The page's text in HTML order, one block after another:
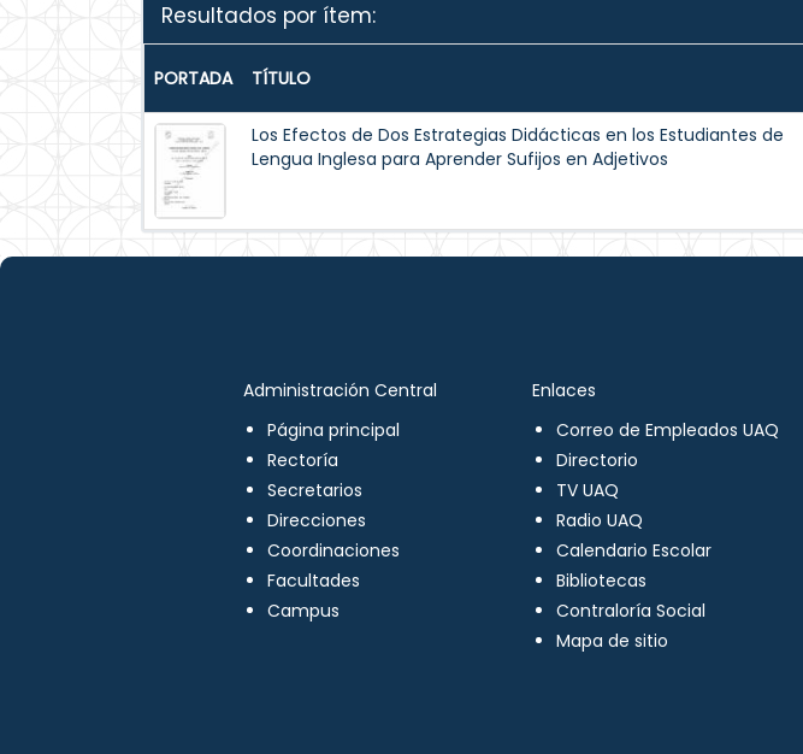
Resultados por ítem:
PORTADA TÍTULO
Los Efectos de Dos Estrategias Didácticas en los Estudiantes de
Lengua Inglesa para Aprender Sufijos en Adjetivos
Administración Central
Página principal
Rectoría
Secretarios
Direcciones
Coordinaciones
Facultades
Campus
Enlaces
Correo de Empleados UAQ
Directorio
TV UAQ
Radio UAQ
Calendario Escolar
Bibliotecas
Contraloría Social
Mapa de sitio